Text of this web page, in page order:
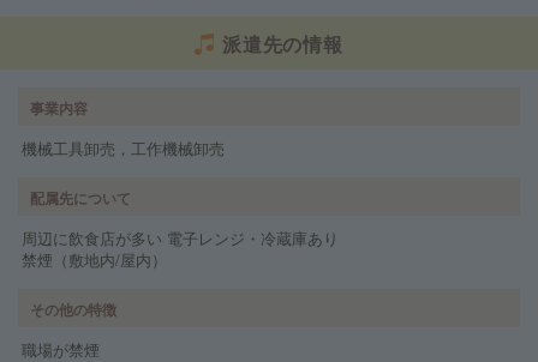
派遣先の情報
事業内容
機械工具卸売，工作機械卸売
配属先について
周辺に飲食店が多い 電子レンジ・冷蔵庫あり
禁煙（敷地内/屋内）
その他の特徴
職場が禁煙